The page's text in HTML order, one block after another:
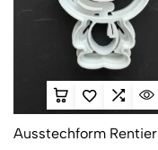
Ausstechform Rentier